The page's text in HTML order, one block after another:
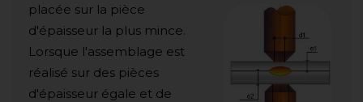
placée sur la pièce
d'épaisseur la plus mince.
Lorsque l'assemblage est
réalisé sur des pièces
d'épaisseur égale et de